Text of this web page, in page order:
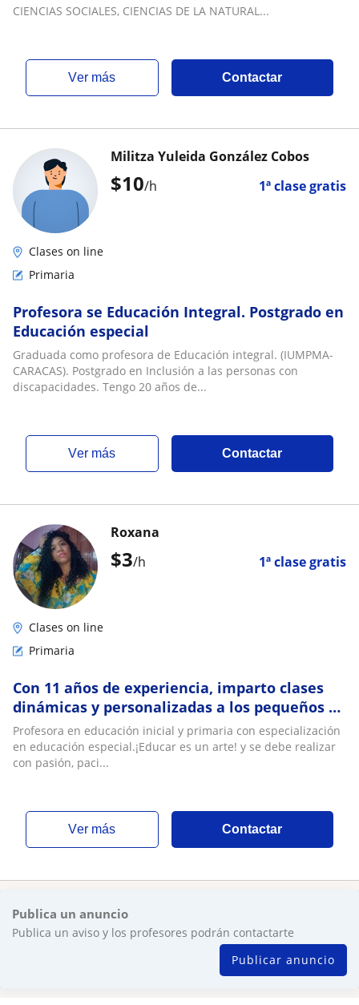
CIENCIAS SOCIALES, CIENCIAS DE LA NATURAL...
ver más Contactar
$10/h 1ª clase gratis
Militza Yuleida González Cobos
Clases on line
Primaria
Profesora se Educación Integral. Postgrado en
Educación especial
Graduada como profesora de Educación integral. (IUMPMA-
CARACAS). Postgrado en Inclusión a las personas con
discapacidades. Tengo 20 años de...
ver más Contactar
$3/h 1ª clase gratis
Roxana
Clases on line
Primaria
Con 11 años de experiencia, imparto clases
dinámicas y personalizadas a los pequeños de
la casa. ¡Aprenderemos divirtiéndonos!
Profesora en educación inicial y primaria con especialización
en educación especial.¡Educar es un arte! y se debe realizar
con pasión, paci...
ver más Contactar
Publica un anuncio
Publica un aviso y los profesores podrán contactarte
Publicar anuncio